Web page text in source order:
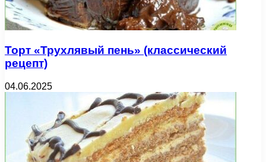
Торт «Трухлявый пень» (классический
рецепт)
04.06.2025